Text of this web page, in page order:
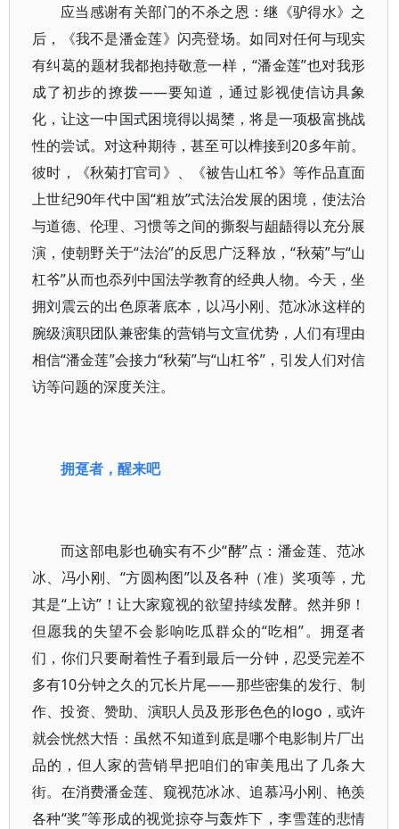
应当感谢有关部门的不杀之恩：继《驴得水》之
后，《我不是潘金莲》闪亮登场。如同对任何与现实
有纠葛的题材我都抱持敬意一样，“潘金莲”也对我形
成了初步的撩拨——要知道，通过影视使信访具象
化，让这一中国式困境得以揭橥，将是一项极富挑战
性的尝试。对这种期待，甚至可以榫接到20多年前。
彼时，《秋菊打官司》、《被告山杠爷》等作品直面
上世纪90年代中国“粗放”式法治发展的困境，使法治
与道德、伦理、习惯等之间的撕裂与龃龉得以充分展
演，使朝野关于“法治”的反思广泛释放，“秋菊”与“山
杠爷”从而也忝列中国法学教育的经典人物。今天，坐
拥刘震云的出色原著底本，以冯小刚、范冰冰这样的
腕级演职团队兼密集的营销与文宣优势，人们有理由
相信“潘金莲”会接力“秋菊”与“山杠爷”，引发人们对信
访等问题的深度关注。
拥趸者，醒来吧
而这部电影也确实有不少“酵”点：潘金莲、范冰
冰、冯小刚、“方圆构图”以及各种（准）奖项等，尤
其是“上访”！让大家窥视的欲望持续发酵。然并卵！
但愿我的失望不会影响吃瓜群众的“吃相”。拥趸者
们，你们只要耐着性子看到最后一分钟，忍受完差不
多有10分钟之久的冗长片尾——那些密集的发行、制
作、投资、赞助、演职人员及形形色色的logo，或许
就会恍然大悟：虽然不知道到底是哪个电影制片厂出
品的，但人家的营销早把咱们的审美甩出了几条大
街。在消费潘金莲、窥视范冰冰、追慕冯小刚、艳羡
各种“奖”等形成的视觉掠夺与轰炸下，李雪莲的悲情